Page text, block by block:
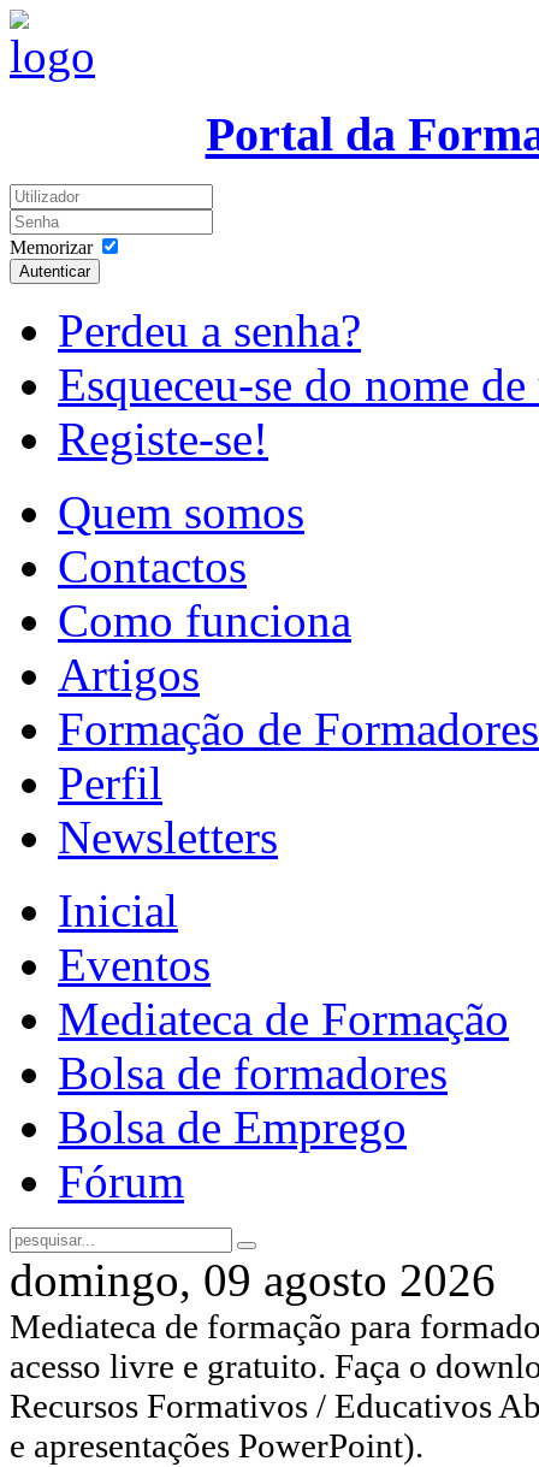
Portal da
Memorizar
Autenticar
Perdeu a senha?
Esqueceu-se do nome
Registe-se!
Quem somos
Contactos
Como funciona
Artigos
Formação de Formadores
Perfil
Newsletters
Inicial
Eventos
Mediateca de Formação
Bolsa de formadores
Bolsa de Emprego
Fórum
domingo, 09 agosto 2026
Mediateca de formação para
acesso livre e gratuito. Faça o
Recursos Formativos / Educativos
e apresentações PowerPoint).